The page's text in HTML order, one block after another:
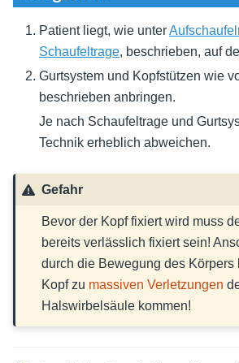
Patient liegt, wie unter
Schaufeltrage, beschrieben, auf
Gurtsystem und Kopfstützen wie
beschrieben anbringen.
Je nach Schaufeltrage und
Technik erheblich abweichen.
Gefahr
Bevor der Kopf fixiert wird muss
bereits verlässlich fixiert sein!
durch die Bewegung des Körpers
Kopf zu massiven Verletzungen
Halswirbelsäule kommen!